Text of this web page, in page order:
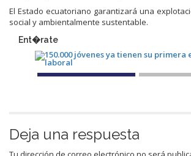
El Estado ecuatoriano garantizará una
social y ambientalmente sustentable.
Ent�rate
Deja una respuesta